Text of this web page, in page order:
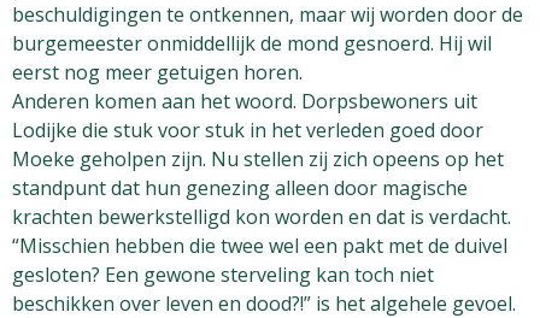
beschuldigingen te ontkennen, maar wij worden door de
burgemeester onmiddellijk de mond gesnoerd. Hij wil
eerst nog meer getuigen horen.
Anderen komen aan het woord. Dorpsbewoners uit
Lodijke die stuk voor stuk in het verleden goed door
Moeke geholpen zijn. Nu stellen zij zich opeens op het
standpunt dat hun genezing alleen door magische
krachten bewerkstelligd kon worden en dat is verdacht.
“Misschien hebben die twee wel een pakt met de duivel
gesloten? Een gewone sterveling kan toch niet
beschikken over leven en dood?!” is het algehele gevoel.